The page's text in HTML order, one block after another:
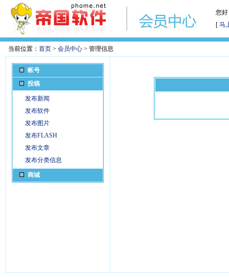
您
[ 马
当前位置： 首页 > 会员中心 > 管理信息
帐号
投稿
发布新闻
发布软件
发布图片
发布FLASH
发布文章
发布分类信息
商城